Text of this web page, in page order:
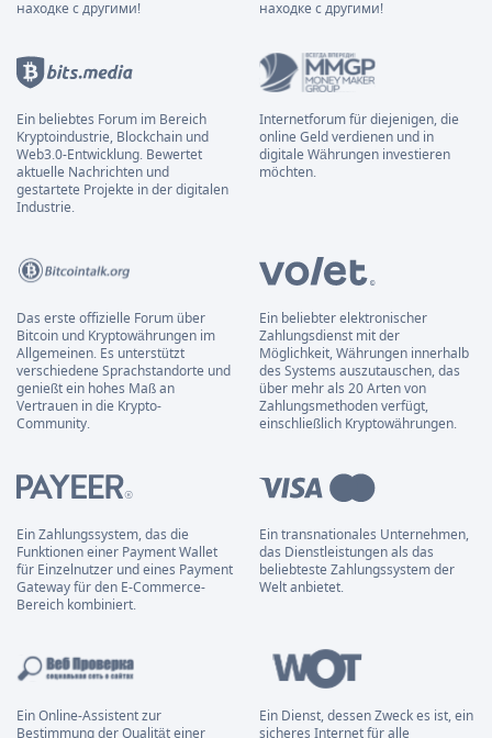
находке с другими!
находке с другими!
Ein beliebtes Forum im Bereich
Kryptoindustrie, Blockchain und
Web3.0-Entwicklung. Bewertet
aktuelle Nachrichten und
gestartete Projekte in der digitalen
Industrie.
Internetforum für diejenigen, die
online Geld verdienen und in
digitale Währungen investieren
möchten.
Das erste offizielle Forum über
Bitcoin und Kryptowährungen im
Allgemeinen. Es unterstützt
verschiedene Sprachstandorte und
genießt ein hohes Maß an
Vertrauen in die Krypto-
Community.
Ein beliebter elektronischer
Zahlungsdienst mit der
Möglichkeit, Währungen innerhalb
des Systems auszutauschen, das
über mehr als 20 Arten von
Zahlungsmethoden verfügt,
einschließlich Kryptowährungen.
Ein Zahlungssystem, das die
Funktionen einer Payment Wallet
für Einzelnutzer und eines Payment
Gateway für den E-Commerce-
Bereich kombiniert.
Ein transnationales Unternehmen,
das Dienstleistungen als das
beliebteste Zahlungssystem der
Welt anbietet.
Ein Online-Assistent zur
Bestimmung der Qualität einer
Ein Dienst, dessen Zweck es ist, ein
sicheres Internet für alle